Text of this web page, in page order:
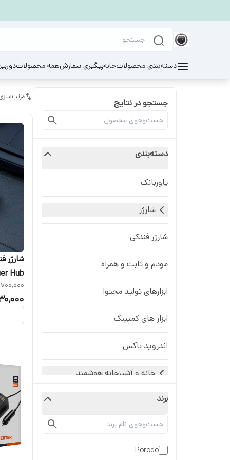
دسته‌بندی محصولاتخانهپیگیری سفارشهمه محصولات
جستجو در نتایج
دسته‌بندی
پاوربانک
شارژر
شارژر فندکی
مودم و ثابت و همراه
ابزارهای تولید محتوا
ابزار های کمپینگ
اندروید باکس
خانه و آشپزخانه هوشمند
کابل شارژ
لوازم خودرو
برند
Porodo
Hub